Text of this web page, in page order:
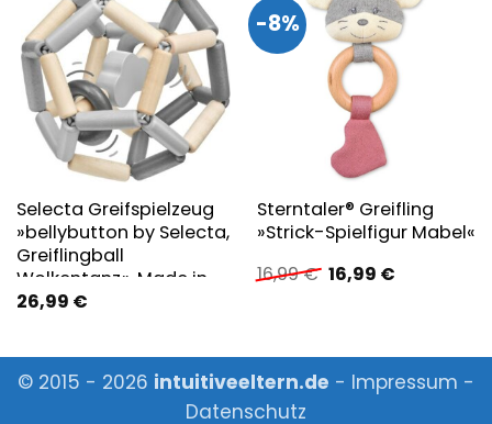
Selecta Greifspielzeug
»bellybutton by Selecta,
Greiflingball
Wolkentanz«, Made in
Germany
26,99 €
-8%
Sterntaler® Greifling
»Strick-Spielfigur Mabel«
16,99€ Ursprünglicher
Preis
16,99 €Aktueller
© 2015 - 2026 intuitiveeltern.de - Impressum -
Datenschutz